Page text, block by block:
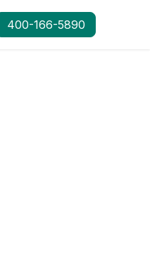
400-166-5890